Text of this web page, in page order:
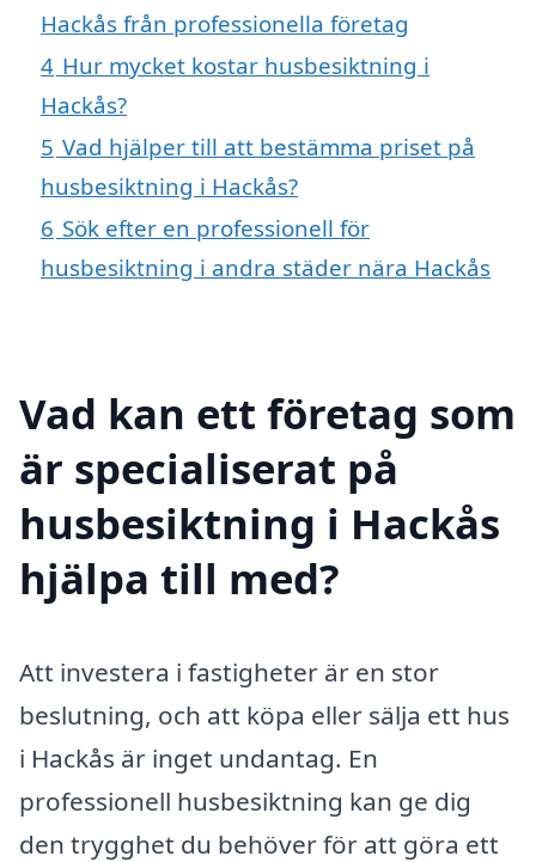
Hackås från professionella företag
4 Hur mycket kostar husbesiktning i
Hackås?
5 Vad hjälper till att bestämma priset på
husbesiktning i Hackås?
6 Sök efter en professionell för
husbesiktning i andra städer nära Hackås
Vad kan ett företag som
är specialiserat på
husbesiktning i Hackås
hjälpa till med?
Att investera i fastigheter är en stor
beslutning, och att köpa eller sälja ett hus
i Hackås är inget undantag. En
professionell husbesiktning kan ge dig
den trygghet du behöver för att göra ett